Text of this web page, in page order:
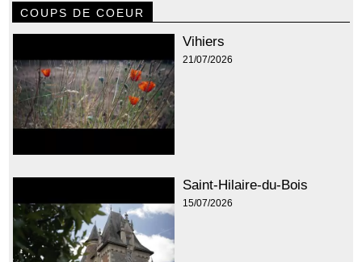
COUPS DE COEUR
Vihiers
21/07/2026
Saint-Hilaire-du-Bois
15/07/2026